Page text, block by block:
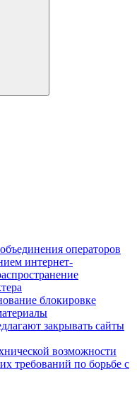
операторов
интернет-
блокировке
закрывать сайты
возможности
требований по борьбе с